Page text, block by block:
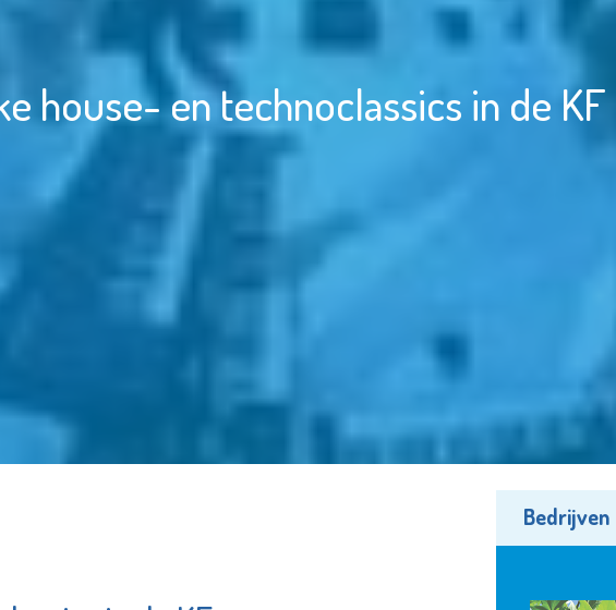
house- en technoclassics in de KF
Bedrijven